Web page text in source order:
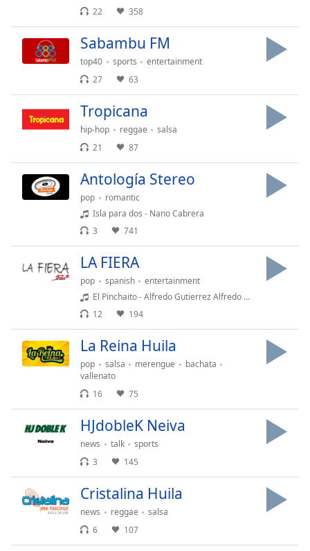
settings
dialog
off,
selected
Picture-
Picture
modal
dialog
window.
cancel
22
358
Sabambu FM
top40 sports
entertainment
27
63
Tropicana
hip-hop reggae
salsa
21
87
Antología Stereo
pop
romantic
Isla para dos - Nano Cabrera
3
741
LA FIERA
pop spanish
entertainment
El Pinchaito - Alfredo Gutierrez Alfredo Gutierrez
12
194
La Reina Huila
pop salsa merengue
bachata
vallenato
16
75
HJdobleK Neiva
news talk
sports
3
145
Cristalina Huila
news reggae
salsa
6
107